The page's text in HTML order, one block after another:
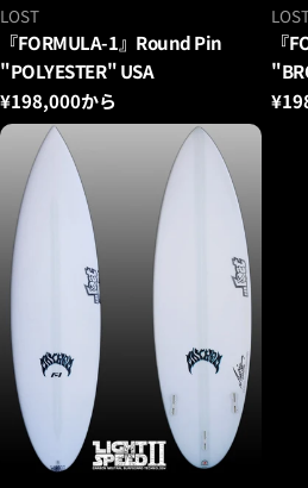
ベ
ン
ダ
ー：
LOST
『FORMULA-1』Round Pin
"POLYESTER" USA
通
常
¥198,000から
ベ
ン
ダ
ー：
『
通